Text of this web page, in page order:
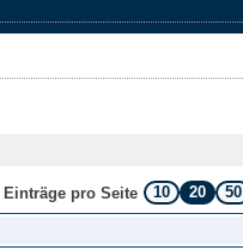
Einträge pro Seite 10 20 50